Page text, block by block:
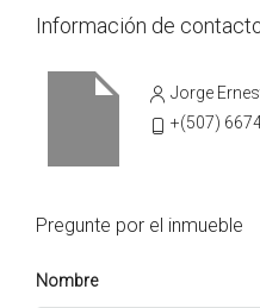
Información de
Jorge
+(507)
Pregunte por el inmueble
Nombre